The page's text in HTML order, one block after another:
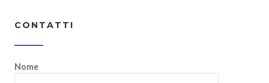
CONTATTI
Nome